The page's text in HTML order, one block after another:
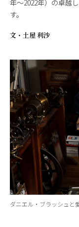
年～2022年）の卓越
す。
文・ 土屋 利沙
ダニエル・ブラッシュと